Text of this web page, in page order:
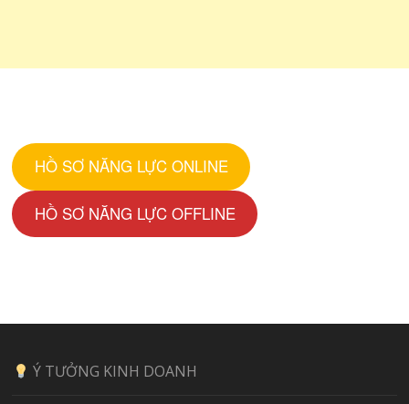
HỒ SƠ NĂNG LỰC ONLINE
HỒ SƠ NĂNG LỰC OFFLINE
Ý TƯỞNG KINH DOANH